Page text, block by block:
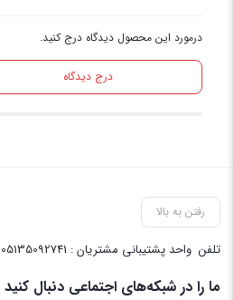
درمورد این محصول دیدگاه درج کنید.
درج دیدگاه
رفتن به بالا
تلفن واحد پشتیبانی مشتریان : 05135092741 - واحد پشتیبانی : 09157153791 - پشتیبانی واحد فنی سایت : 09058048656
ما را در شبکه‌های اجتماعی دنبال کنید